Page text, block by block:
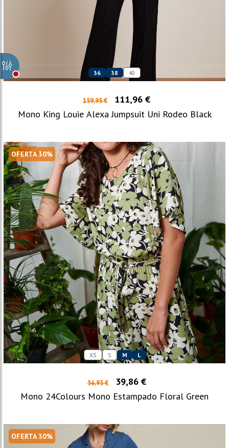
36 38 40
159,95 €
111,96 €
Mono King Louie Alexa Jumpsuit Uni Rodeo Black
OFERTA 30%
XS S M L
56,95 €
39,86 €
Mono 24Colours Mono Estampado Floral Green
OFERTA 30%